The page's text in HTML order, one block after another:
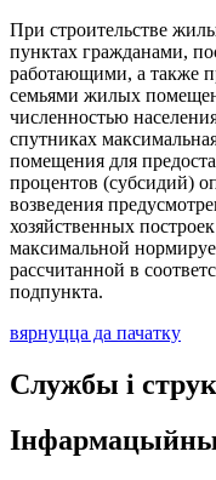
При строительстве
пунктах гражданами,
работающими, а также
семьями жилых
численностью
спутниках
помещения для
процентов (субсидий)
возведения
хозяйственных
максимальной
рассчитанной в
подпункта.
вярнуцца да пачатку
Службы і